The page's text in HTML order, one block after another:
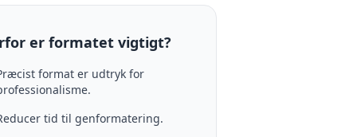
er formatet vigtigt?
format er udtryk for
tid til genformatering.